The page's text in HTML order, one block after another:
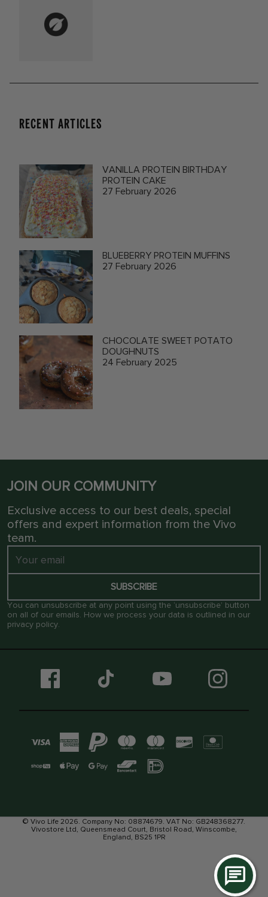
RECENT ARTICLES
VANILLA PROTEIN BIRTHDAY
PROTEIN CAKE
27 February 2026
BLUEBERRY PROTEIN MUFFINS
27 February 2026
CHOCOLATE SWEET POTATO
DOUGHNUTS
24 February 2025
JOIN OUR COMMUNITY
Exclusive access to our best deals, special
offers and expert information from the Vivo
team.
SUBSCRIBE
You can unsubscribe at any point using the ‘unsubscribe’ button
on all of our emails. How we process your data is outlined in our
privacy policy.
© Vivo Life 2026. Company No: 08874679. VAT No: GB248368277.
Vivostore Ltd, Queensmead Court, Bristol Road, Winscombe,
England, BS25 1PR